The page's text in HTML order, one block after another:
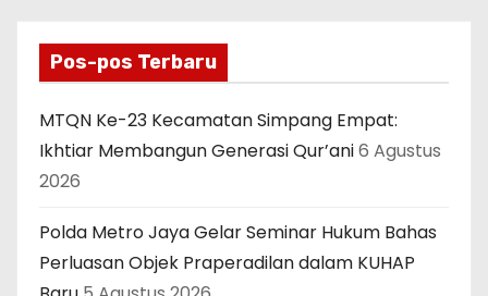
Pos-pos Terbaru
MTQN Ke-23 Kecamatan Simpang Empat:
Ikhtiar Membangun Generasi Qur’ani6 Agustus
2026
Polda Metro Jaya Gelar Seminar Hukum Bahas
Perluasan Objek Praperadilan dalam KUHAP